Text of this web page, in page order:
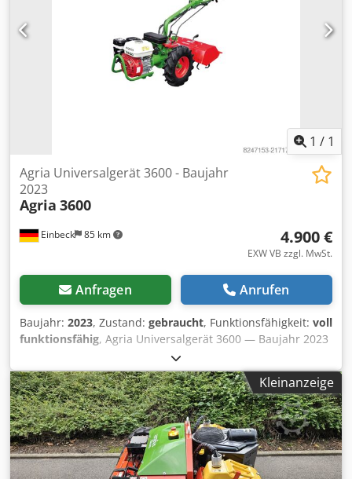
1 / 1
Einbeck 85 km
Agria Universalgerät 3600 - Baujahr
2023
Agria 3600
4.900 €
EXW VB zzgl. MwSt.
Anfragen Anrufen
Baujahr: 2023, Zustand: gebraucht, Funktionsfähigkeit: voll
funktionsfähig, Agria Universalgerät 3600 — Baujahr 2023
Gebraucht aus dem professionellen Mietpark der Kurt
König Baumaschinen GmbH, Einbeck. Zustand & Hinweise:
- Zustand: Gebraucht aus Vermietung, regelmäßig
gewartet - Funktion: Voll funktionsfähig - Die Produktbilder
sind Beispielbilder und zeigen das Gerät im Neuzustand
— der tatsächliche Zustand weicht entsprechend der
Nutzungsdauer ab - Besichtigung in 37574 Einbeck nach
Vereinbarung möglich Credpfey A E H Uex Aigof Preis 4.900
Kleinanzeige